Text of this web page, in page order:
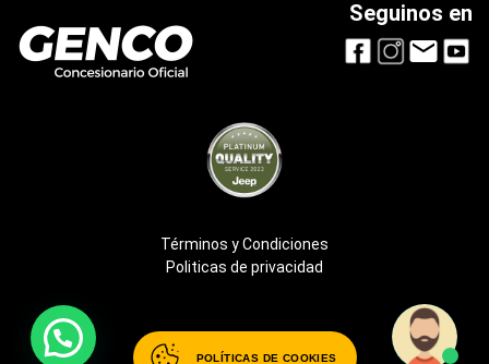
Seguinos en
Términos y Condiciones
Politicas de privacidad
POLÍTICAS DE COOKIES